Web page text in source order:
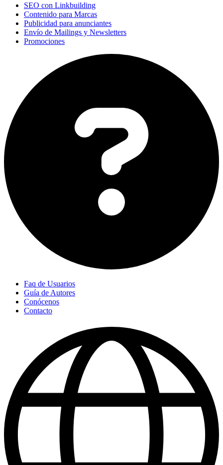
SEO con Linkbuilding
Contenido para Marcas
Publicidad para anunciantes
Envío de Mailings y Newsletters
Promociones
Faq de Usuarios
Guía de Autores
Conócenos
Contacto